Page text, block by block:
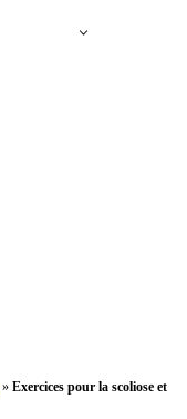
» Exercices pour la scoliose et